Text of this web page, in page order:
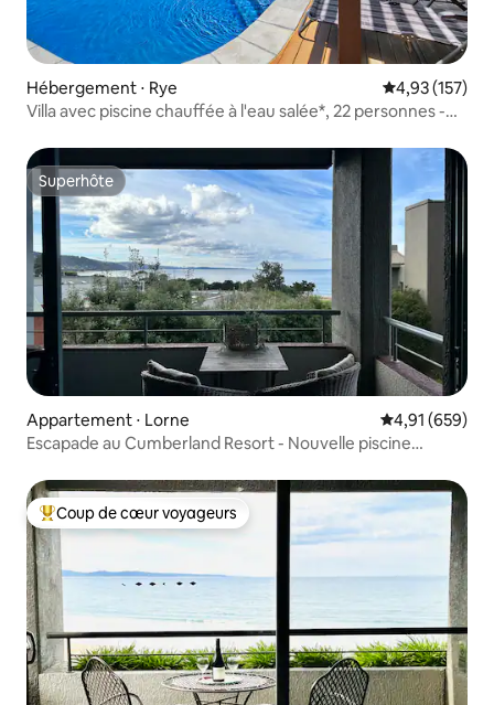
Hébergement ⋅ Rye Évaluation
4,93 (157)
Villa avec piscine chauffée à l'eau salée*, 22 personnes -
Superhôte
Superhôte
Appartement ⋅ Lorne Évaluation
4,91 (659)
Escapade au Cumberland Resort - Nouvelle piscine
Coups de cœur voyageurs les plus appréciés
Coup de cœur voyageurs